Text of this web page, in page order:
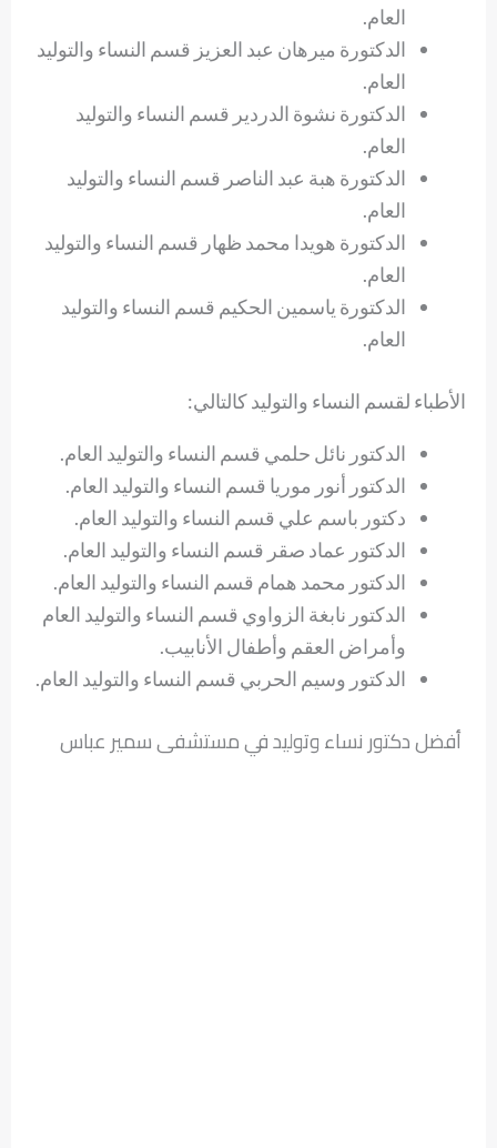
العام.
الدكتورة ميرهان عبد العزيز قسم النساء والتوليد
العام.
الدكتورة نشوة الدردير قسم النساء والتوليد
العام.
الدكتورة هبة عبد الناصر قسم النساء والتوليد
العام.
الدكتورة هويدا محمد ظهار قسم النساء والتوليد
العام.
الدكتورة ياسمين الحكيم قسم النساء والتوليد
العام.
الأطباء لقسم النساء والتوليد كالتالي:
الدكتور نائل حلمي قسم النساء والتوليد العام.
الدكتور أنور موريا قسم النساء والتوليد العام.
دكتور باسم علي قسم النساء والتوليد العام.
الدكتور عماد صقر قسم النساء والتوليد العام.
الدكتور محمد همام قسم النساء والتوليد العام.
الدكتور نابغة الزواوي قسم النساء والتوليد العام
وأمراض العقم وأطفال الأنابيب.
الدكتور وسيم الحربي قسم النساء والتوليد العام.
أفضل دكتور نساء وتوليد في مستشفى سمير عباس